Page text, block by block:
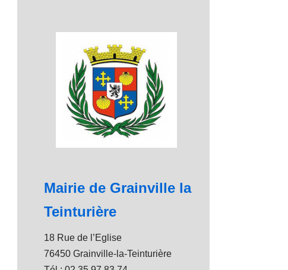
Mairie de Grainville la
Teinturière
18 Rue de l’Eglise
76450 Grainville-la-Teinturière